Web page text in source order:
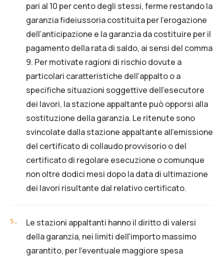
pari al 10 per cento degli stessi, ferme restando la
garanzia fideiussoria costituita per l’erogazione
dell’anticipazione e la garanzia da costituire per il
pagamento della rata di saldo, ai sensi del comma
9. Per motivate ragioni di rischio dovute a
particolari caratteristiche dell’appalto o a
specifiche situazioni soggettive dell’esecutore
dei lavori, la stazione appaltante può opporsi alla
sostituzione della garanzia. Le ritenute sono
svincolate dalla stazione appaltante all’emissione
del certificato di collaudo provvisorio o del
certificato di regolare esecuzione o comunque
non oltre dodici mesi dopo la data di ultimazione
dei lavori risultante dal relativo certificato.
5 .
Le stazioni appaltanti hanno il diritto di valersi
della garanzia, nei limiti dell'importo massimo
garantito, per l'eventuale maggiore spesa